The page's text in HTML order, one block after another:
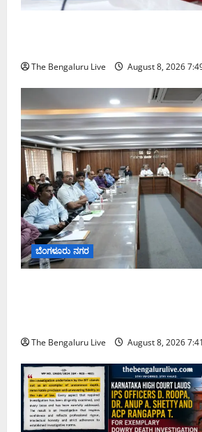
The Bengaluru Live August 8, 2026
ಬೆಂಗಳೂರು ನಗರ
The Bengaluru Live August 8, 2026